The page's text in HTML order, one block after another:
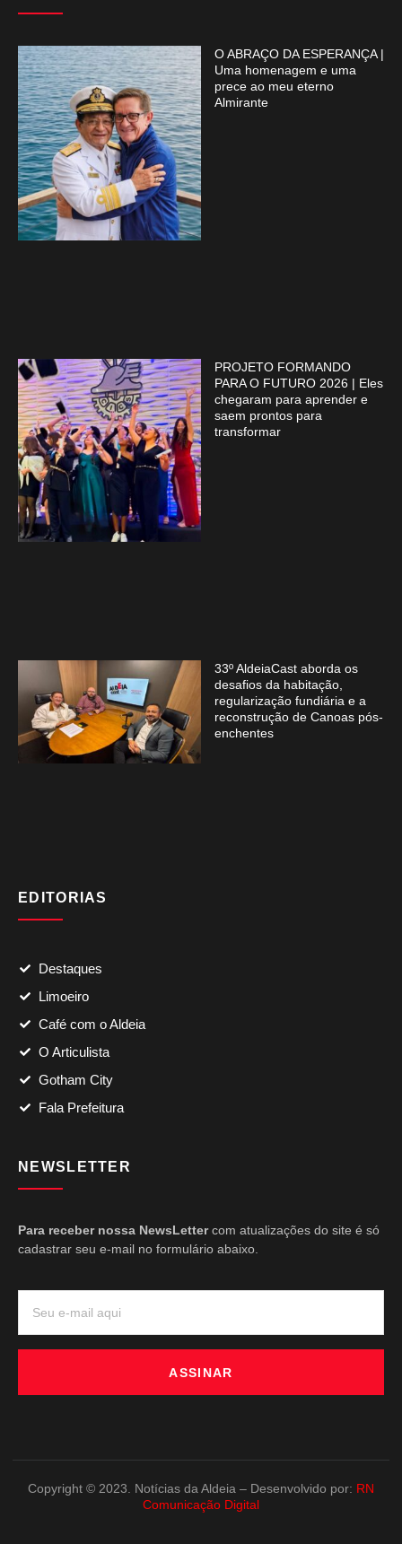
O ABRAÇO DA ESPERANÇA |
Uma homenagem e uma
prece ao meu eterno
Almirante
PROJETO FORMANDO
PARA O FUTURO 2026 | Eles
chegaram para aprender e
saem prontos para
transformar
33º AldeiaCast aborda os
desafios da habitação,
regularização fundiária e a
reconstrução de Canoas pós-
enchentes
EDITORIAS
Destaques
Limoeiro
Café com o Aldeia
O Articulista
Gotham City
Fala Prefeitura
NEWSLETTER
Para receber nossa NewsLettercom atualizações do site é só
cadastrar seu e-mail no formulário abaixo.
ASSINAR
Copyright © 2023. Notícias da Aldeia – Desenvolvido por: RN
Comunicação Digital